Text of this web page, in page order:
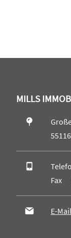
MILLS
Fax
E-